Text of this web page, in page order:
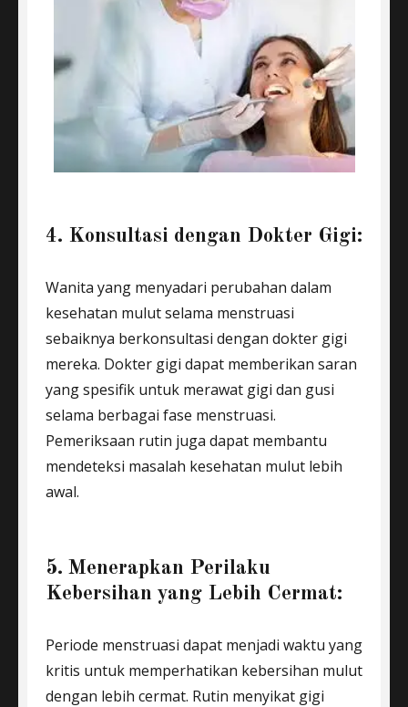
4. Konsultasi dengan Dokter Gigi:
Wanita yang menyadari perubahan dalam
kesehatan mulut selama menstruasi
sebaiknya berkonsultasi dengan dokter gigi
mereka. Dokter gigi dapat memberikan saran
yang spesifik untuk merawat gigi dan gusi
selama berbagai fase menstruasi.
Pemeriksaan rutin juga dapat membantu
mendeteksi masalah kesehatan mulut lebih
awal.
5. Menerapkan Perilaku
Kebersihan yang Lebih Cermat:
Periode menstruasi dapat menjadi waktu yang
kritis untuk memperhatikan kebersihan mulut
dengan lebih cermat. Rutin menyikat gigi